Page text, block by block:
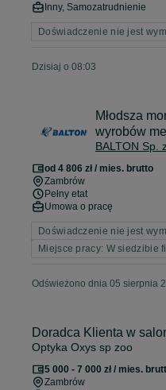
Inny, Samozatrudnienie
Doświadczenie nie jest
Dzisiaj o 08:03
Młodsza
wyrobów
BALTON Sp.
od 4 806 zł / mies. brutto
Zambrów
Pełny etat
Umowa o pracę
Doświadczenie nie jest
Miejsce pracy: W siedzibie
Odświeżono dnia 05 sierpnia
Doradca Klienta w
Optyka Oxys sp zoo
5 000 - 7 000 zł / mies.
Zambrów